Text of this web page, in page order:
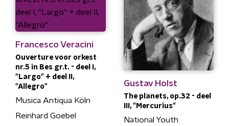
Francesco Veracini
Ouverture voor orkest
nr.5 in Bes gr.t. - deel I,
"Largo" + deel II,
"Allegro"
Musica Antiqua Köln
Reinhard Goebel
Gustav Holst
The planets, op.32 - deel
III, "Mercurius"
National Youth